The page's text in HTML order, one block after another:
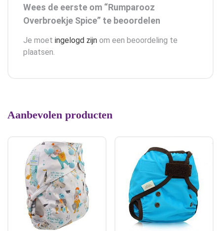
Wees de eerste om “Rumparooz
Overbroekje Spice” te beoordelen
Je moet ingelogd zijn om een beoordeling te
plaatsen.
Aanbevolen producten